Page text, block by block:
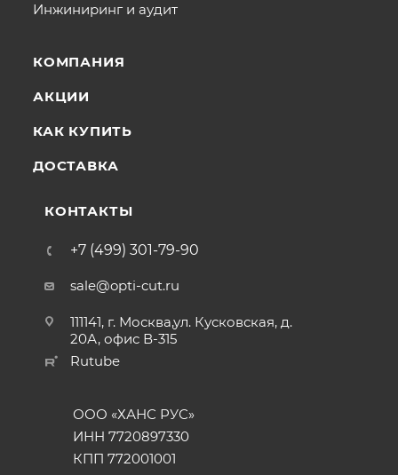
Инжиниринг и аудит
КОМПАНИЯ
АКЦИИ
КАК КУПИТЬ
ДОСТАВКА
КОНТАКТЫ
+7 (499) 301-79-90
sale@opti-cut.ru
111141, г. Москва,ул. Кусковская, д.
20А, офис В-315
Rutube
ООО «ХАНС РУС»
ИНН 7720897330
КПП 772001001